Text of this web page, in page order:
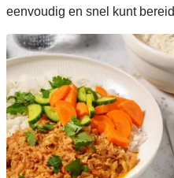
eenvoudig en snel kunt